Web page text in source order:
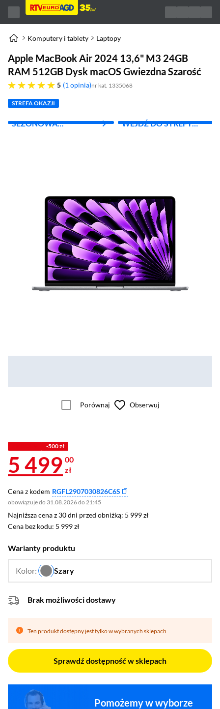
Komputery i tablety Laptopy
Apple MacBook Air 2024 13,6" M3 24GB
RAM 512GB Dysk macOS Gwiezdna Szarość
5
pięć gwiazdek 1 opinia nr kat. 1335068
STREFA OKAZJI
SEZONOWA
WEJDŹ DO STREFY
Porównaj Obserwuj
-500 zł
5 499 00
zł
Cena z kodem RGFL2907030826C6S
obowiązuje do 31.08.2026 do 21:45
Najniższa cena z 30 dni przed obniżką: 5 999 zł
Najniższa cena z 30 dni przed obniżką: 5 999 zł
Cena bez kodu: 5 999 zł
Cena bez kodu: 5 999 zł
Warianty produktu
Kolor: Szary
…
Brak możliwości dostawy
Ten produkt dostępny jest tylko w wybranych sklepach
Sprawdź dostępność w sklepach
Pomożemy w wyborze